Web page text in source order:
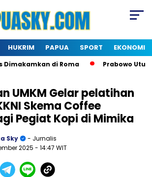
HUKRIM PAPUA SPORT EKONOMI
di Roma Prabowo Utus
UMKM Gelar pelatihan
Skema Coffee
Pegiat Kopi di Mimika
Sky
- Jurnalis
2025 - 14:47 WIT